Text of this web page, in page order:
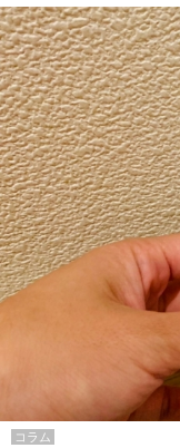
コラム